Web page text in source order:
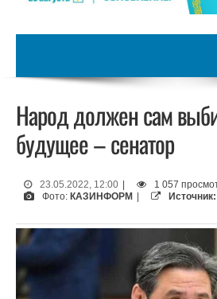
Народ должен сам
будущее – сенатор
23.05.2022, 12:00 1 057
Фото: КАЗИНФОРМ Источник: